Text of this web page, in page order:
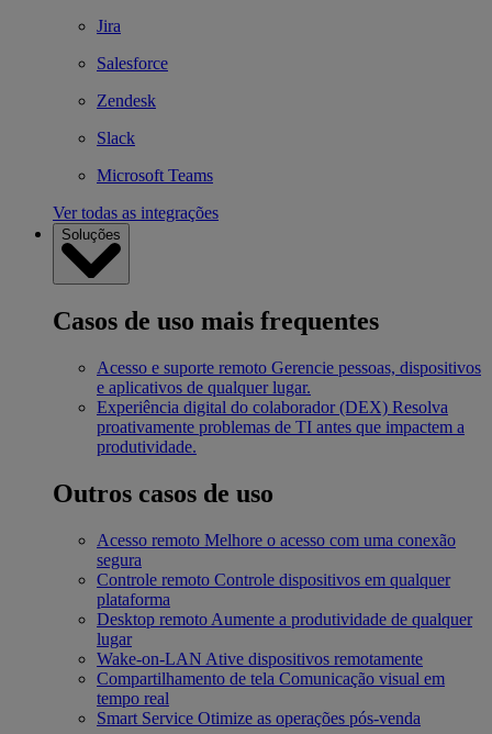
Jira
Salesforce
Zendesk
Slack
Microsoft Teams
Ver todas as integrações
Soluções
Casos de uso mais frequentes
Acesso e suporte remoto Gerencie pessoas, dispositivos
e aplicativos de qualquer lugar.
Experiência digital do colaborador (DEX) Resolva
proativamente problemas de TI antes que impactem a
produtividade.
Outros casos de uso
Acesso remoto Melhore o acesso com uma conexão
segura
Controle remoto Controle dispositivos em qualquer
plataforma
Desktop remoto Aumente a produtividade de qualquer
lugar
Wake-on-LAN Ative dispositivos remotamente
Compartilhamento de tela Comunicação visual em
tempo real
Smart Service Otimize as operações pós-venda